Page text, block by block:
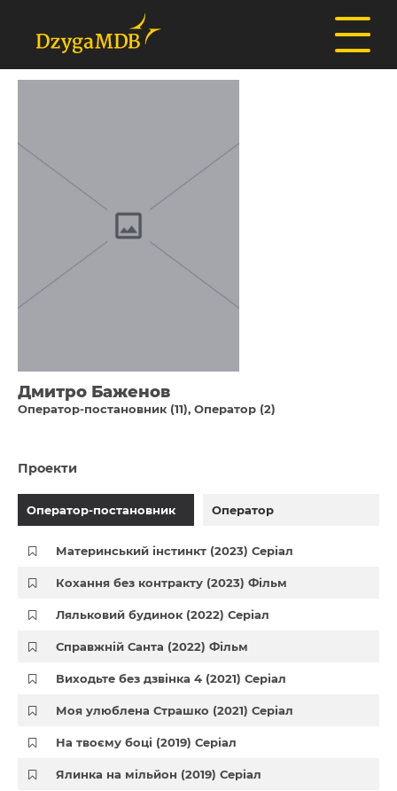
Дмитро Баженов
Оператор-постановник (11) Оператор (2)
Проекти
Оператор-постановник Оператор
Материнський інстинкт (2023) Серіал
Кохання без контракту (2023) Фільм
Ляльковий будинок (2022) Серіал
Справжній Санта (2022) Фільм
Виходьте без дзвінка 4 (2021) Серіал
Моя улюблена Страшко (2021) Серіал
На твоєму боці (2019) Серіал
Ялинка на мільйон (2019) Серіал